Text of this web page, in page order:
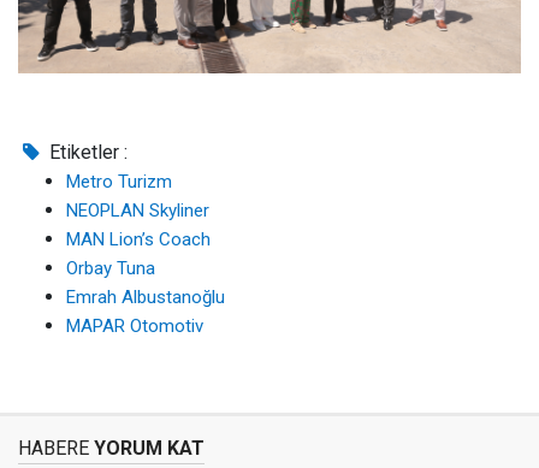
Etiketler :
Metro Turizm
NEOPLAN Skyliner
MAN Lion’s Coach
Orbay Tuna
Emrah Albustanoğlu
MAPAR Otomotiv
HABERE YORUM KAT